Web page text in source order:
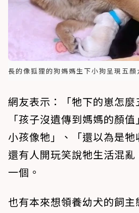
長的像狐狸的狗媽媽生下小狗呈現五
網友表示：「牠下的崽怎麼
「孩子沒遺傳到媽媽的顏
小孩像牠」、「還以為是牠
還有人開玩笑說牠生活混亂
一個。
也有本來想領養幼犬的飼